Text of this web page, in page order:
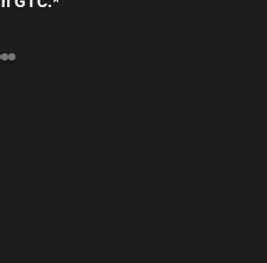
la articolul 1
la articolul 2
Mergi la articolul 3
Mergi la articolul 4